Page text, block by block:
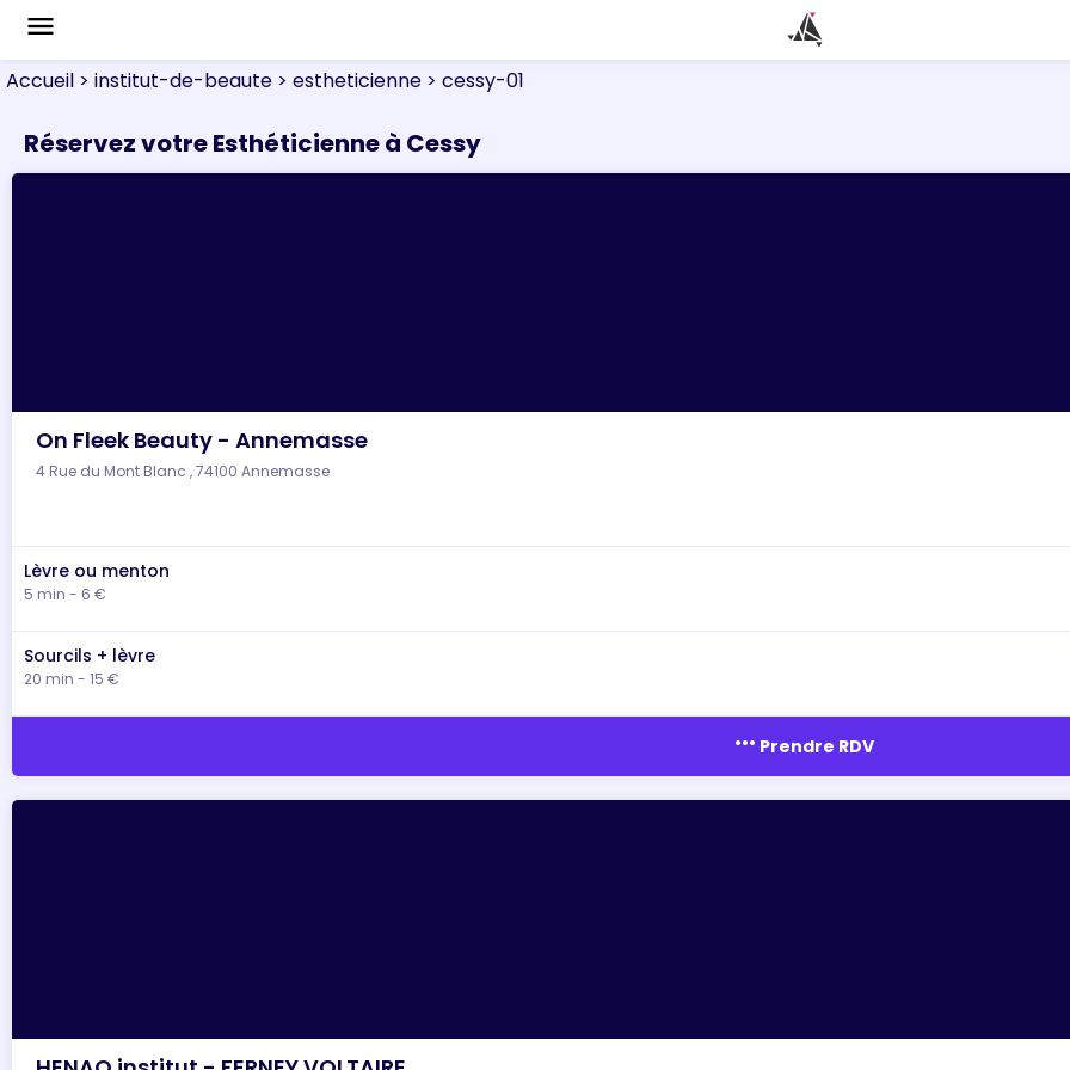
menu
Accueil > institut-de-beaute > estheticienne > cessy-01
Réservez votre Esthéticienne à Cessy
On Fleek Beauty - Annemasse
4 Rue du Mont Blanc , 74100 Annemasse
Lèvre ou menton
5 min - 6 €
Sourcils + lèvre
20 min - 15 €
more_horiz Prendre RDV